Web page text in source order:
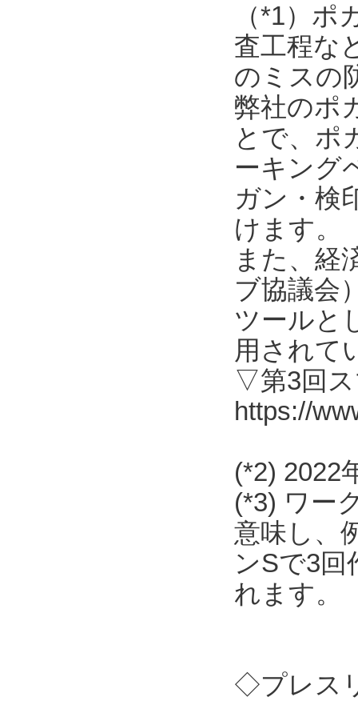
（*1）
査工程な
のミスの
弊社のポ
とで、ポ
ーキング
ガン・検
けます。
また、経
ブ協議会
ツールと
用されて
▽第3回ス
https://
(*2) 2022
(*3) ワー
意味し、
ンSで3回
れます。
◇プレス